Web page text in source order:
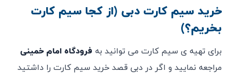
خرید سیم کارت دبی (از کجا سیم‌ کارت
بخریم؟)
برای تهیه ی سیم کارت می توانید به فرودگاه امام خمینی
مراجعه نمایید و اگر در دبی قصد خرید سیم کارت را داشتید